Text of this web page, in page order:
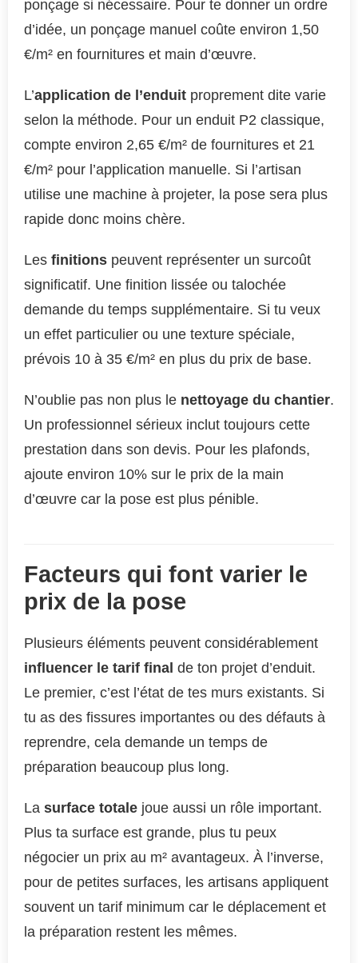
ponçage si nécessaire. Pour te donner un ordre
d’idée, un ponçage manuel coûte environ 1,50
€/m² en fournitures et main d’œuvre.
L’application de l’enduit proprement dite varie
selon la méthode. Pour un enduit P2 classique,
compte environ 2,65 €/m² de fournitures et 21
€/m² pour l’application manuelle. Si l’artisan
utilise une machine à projeter, la pose sera plus
rapide donc moins chère.
Les finitions peuvent représenter un surcoût
significatif. Une finition lissée ou talochée
demande du temps supplémentaire. Si tu veux
un effet particulier ou une texture spéciale,
prévois 10 à 35 €/m² en plus du prix de base.
N’oublie pas non plus le nettoyage du chantier.
Un professionnel sérieux inclut toujours cette
prestation dans son devis. Pour les plafonds,
ajoute environ 10% sur le prix de la main
d’œuvre car la pose est plus pénible.
Facteurs qui font varier le
prix de la pose
Plusieurs éléments peuvent considérablement
influencer le tarif final de ton projet d’enduit.
Le premier, c’est l’état de tes murs existants. Si
tu as des fissures importantes ou des défauts à
reprendre, cela demande un temps de
préparation beaucoup plus long.
La surface totale joue aussi un rôle important.
Plus ta surface est grande, plus tu peux
négocier un prix au m² avantageux. À l’inverse,
pour de petites surfaces, les artisans appliquent
souvent un tarif minimum car le déplacement et
la préparation restent les mêmes.